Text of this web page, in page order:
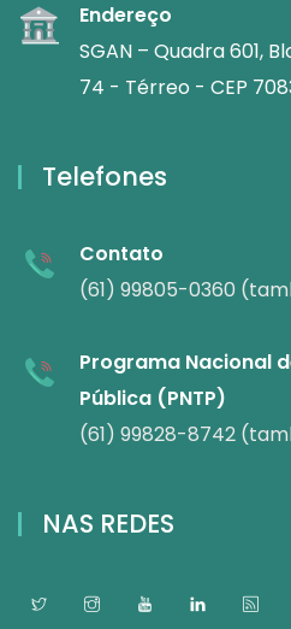
Endereço
SGAN – Quadra 601,
74 - Térreo - CEP
Telefones
Contato
(61) 99805-0360
Programa Nacional
Pública (PNTP)
(61) 99828-8742
NAS REDES